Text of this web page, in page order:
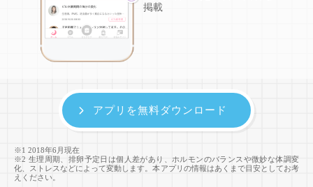
掲載
※1 2018年6月現在
※2 生理周期、排卵予定日は個人差があり、ホルモンのバランスや微妙な体調変
化、ストレスなどによって変動します。本アプリの情報はあくまで目安としてお考
えください。
アプリを無料ダウンロード